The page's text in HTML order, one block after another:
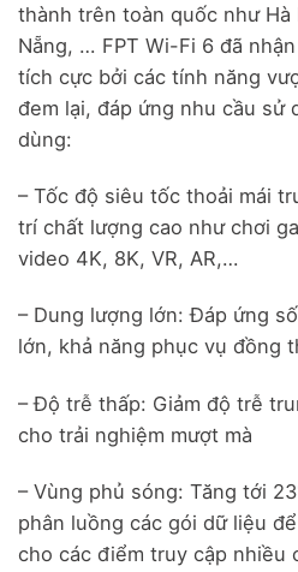
thành trên toàn quốc như Hà
Nẵng, … FPT Wi-Fi 6 đã
tích cực bởi các tính năng
đem lại, đáp ứng nhu cầu sử
dùng:
– Tốc độ siêu tốc thoải mái
trí chất lượng cao như chơi
video 4K, 8K, VR, AR,…
– Dung lượng lớn: Đáp ứng
lớn, khả năng phục vụ đồng
– Độ trễ thấp: Giảm độ trễ
cho trải nghiệm mượt mà
– Vùng phủ sóng: Tăng tới
phân luồng các gói dữ liệu
cho các điểm truy cập nhiều